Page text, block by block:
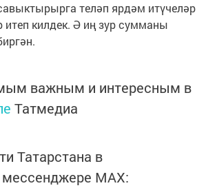
теләп ярдәм итүчеләр
итеп килдек. Ә иң зур сумманы
важным и интересным в
Татмедиа
Татарстана в
MАХ: